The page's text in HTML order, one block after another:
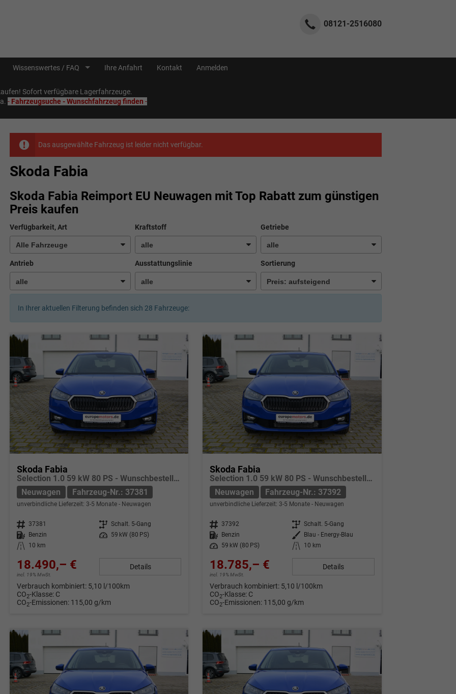
08121-2516080
Wissenswertes / FAQ Ihre Anfahrt Kontakt Anmelden
Sofort verfügbare Lagerfahrzeuge.
- Fahrzeugsuche - Wunschfahrzeug finden -
Das ausgewählte Fahrzeug ist leider nicht verfügbar.
Skoda Fabia
Skoda Fabia Reimport EU Neuwagen mit Top Rabatt zum günstigen
Preis kaufen
Verfügbarkeit, Art Kraftstoff Getriebe
Antrieb Ausstattungslinie Sortierung
In Ihrer aktuellen Filterung befinden sich 28 Fahrzeuge:
Skoda Fabia
Selection 1.0 59 kW 80 PS - Wunschbestellung konfigurierbar 5 Jahre Herstellergarantie
Neuwagen
Fahrzeug-Nr.: 37381
unverbindliche Lieferzeit: 3-5 Monate Neuwagen
Fahrzeug-Nr. 37381 Getriebe Schalt. 5-Gang
Kraftstoff
Benzin Leistung
59 kW (80 PS)
Kilometerstand
10 km
18.490,– €
incl. 19% MwSt.
Details
Verbrauch kombiniert: 5,10 l/100km
CO2-Klasse: C
CO2-Emissionen: 115,00 g/km
Skoda Fabia
Selection 1.0 59 kW 80 PS - Wunschbestellung vorkonfiguriert 5 Jahre Herstellergarantie Sitzheizung
Neuwagen
Fahrzeug-Nr.: 37392
unverbindliche Lieferzeit: 3-5 Monate Neuwagen
Fahrzeug-Nr. 37392 Getriebe Schalt. 5-Gang
Kraftstoff
Benzin Außenfarbe
Blau - Energy-Blau
Leistung
59 kW (80 PS) Kilometerstand 10 km
18.785,– €
incl. 19% MwSt.
Details
Verbrauch kombiniert: 5,10 l/100km
CO2-Klasse: C
CO2-Emissionen: 115,00 g/km